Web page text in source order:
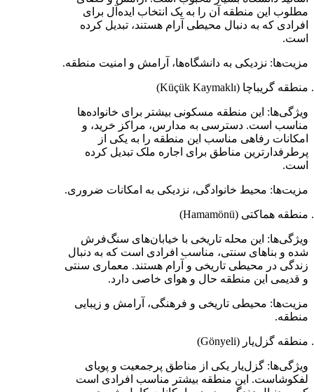
مطلوب این منطقه آن را به یک انتخاب ایده‌آل برای
افرادی که به دنبال محیطی آرام هستند، تبدیل کرده
است.
مزیت‌ها: نزدیکی به دانشگاه‌ها، آرامش و امنیت منطقه.
منطقه گریباچا (Küçük Kaymaklı)
ویژگی‌ها: این منطقه مسکونی بیشتر برای خانواده‌ها
مناسب است. دسترسی به مدارس، مراکز خرید، و
امکانات رفاهی مناسب این منطقه را به یکی از
پرطرفدارترین مناطق برای اجاره ملک تبدیل کرده
است.
مزیت‌ها: محیط خانوادگی، نزدیکی به امکانات ضروری.
منطقه هماکتی (Hamamönü)
ویژگی‌ها: این محله تاریخی با خیابان‌های سنگ‌فرش
شده و بناهای سنتی، مناسب افرادی است که به دنبال
زندگی در محیطی تاریخی و آرام هستند. معماری سنتی
و قدیمی این منطقه حال و هوای خاصی دارد.
مزیت‌ها: محیطی تاریخی و فرهنگی، آرامش و زیبایی
منطقه.
منطقه گزل‌یار (Gönyeli)
ویژگی‌ها: گزل‌یار یکی از مناطق پرجمعیت و پویای
لفکوشاست. این منطقه بیشتر مناسب افرادی است